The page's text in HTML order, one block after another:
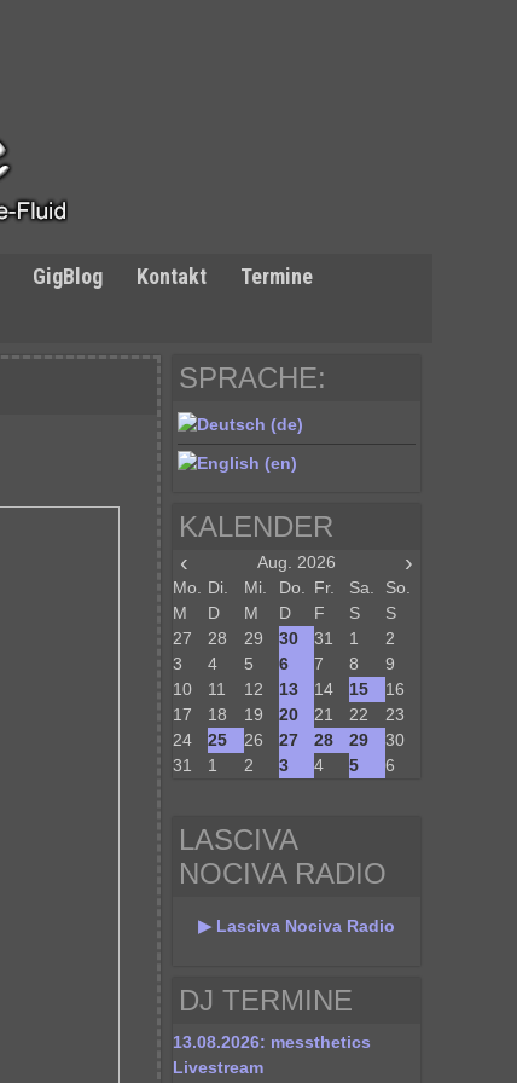
GigBlog Kontakt
Termine
SPRACHE:
KALENDER
‹ Aug. 2026 ›
Mo. Di. Mi. Do. Fr. Sa.
So.
M
D M D F S
S
27
28 29 30 31 1
2
3
4 5 6 7 8
9
10
11 12 13 14 15
16
17
18 19 20 21 22
23
24
25 26 27 28 29
30
31
1 2 3 4 5 6
LASCIVA
NOCIVA RADIO
▶ Lasciva Nociva Radio
DJ TERMINE
13.08.2026: messthetics
Livestream